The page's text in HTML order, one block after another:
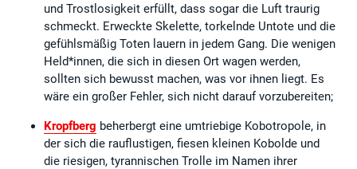
und Trostlosigkeit erfüllt, dass sogar die Luft traurig
schmeckt. Erweckte Skelette, torkelnde Untote und die
gefühlsmäßig Toten lauern in jedem Gang. Die wenigen
Held*innen, die sich in diesen Ort wagen werden,
sollten sich bewusst machen, was vor ihnen liegt. Es
wäre ein großer Fehler, sich nicht darauf vorzubereiten;
Kropfberg beherbergt eine umtriebige Kobotropole, in
der sich die rauflustigen, fiesen kleinen Kobolde und
die riesigen, tyrannischen Trolle im Namen ihrer